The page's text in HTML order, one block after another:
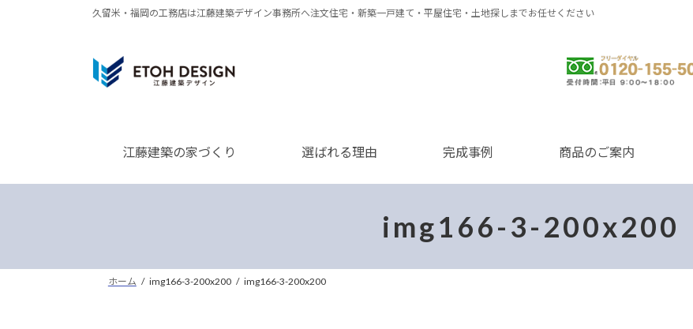
久留米・福岡の工務店は江藤建築デザイン事務所へ注文住宅・新築一戸建て・平屋住宅・土地探しまでお任せください
江藤建築の家づくり 選ばれる理由 完成事例 商品のご案内
img166-3-200x200
ホーム img166-3-200x200 img166-3-200x200